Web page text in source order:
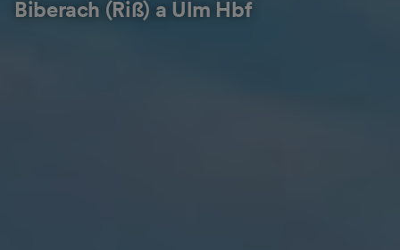
Biberach (Riß) a Ulm Hbf